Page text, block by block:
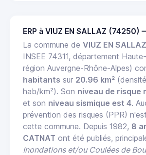
ERP à VIUZ EN SALLAZ
La commune de VIUZ EN SALLAZ
INSEE 74311, département
région Auvergne-Rhône-Alpes)
habitants sur 20.96 km²
hab/km²). Son niveau de risque
et son niveau sismique est 4.
prévention des risques (PPR)
cette commune. Depuis 1982, 8
CATNAT ont été publiés,
Inondations et/ou Coulées de